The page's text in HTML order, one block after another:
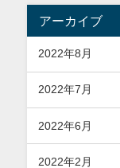
アーカイブ
2022年8月
2022年7月
2022年6月
2022年2月